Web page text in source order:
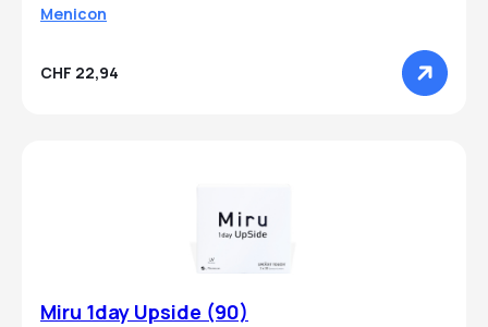
Menicon
CHF 22,94
Miru 1day Upside (90)